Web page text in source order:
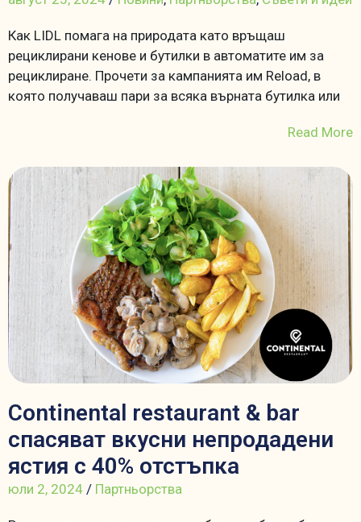
Как LIDL помага на природата като връщаш
рециклирани кенове и бутилки в автоматите им за
рециклиране. Прочети за кампанията им Reload, в
която получаваш пари за всяка върната бутилка или
Read More
Continental restaurant & bar
спасяват вкусни непродадени
ястия с 40% отстъпка
юли 2, 2024 / Партньорства